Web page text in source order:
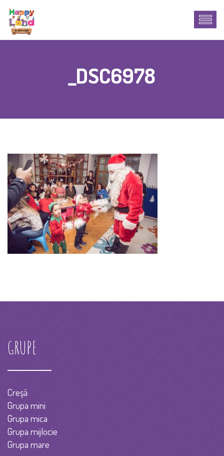
_DSC6978
GRUPE
Creşă
Grupa mini
Grupa mica
Grupa mijlocie
Grupa mare